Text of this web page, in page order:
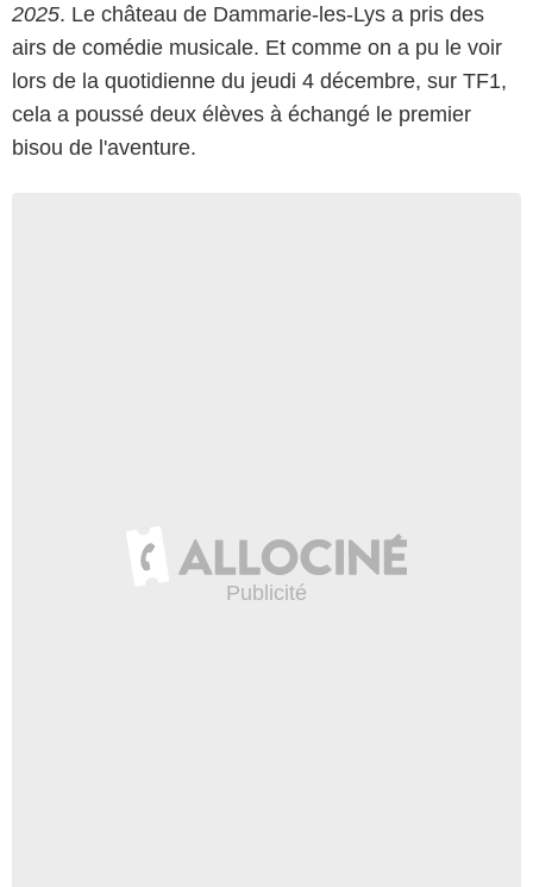
2025. Le château de Dammarie-les-Lys a pris des
airs de comédie musicale. Et comme on a pu le voir
lors de la quotidienne du jeudi 4 décembre, sur TF1,
cela a poussé deux élèves à échangé le premier
bisou de l'aventure.